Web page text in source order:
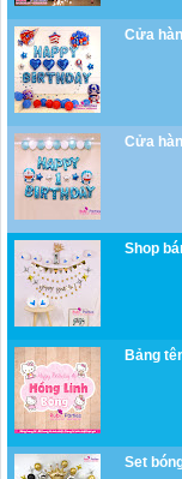
Cửa
Cửa
Shop
Bảng
Set